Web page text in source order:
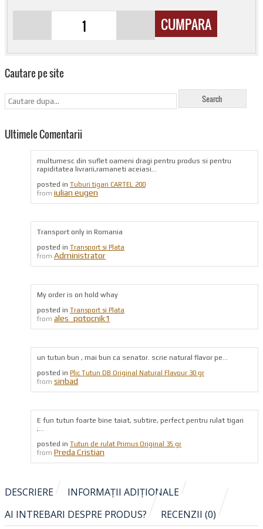
CUMPARA
Cautare pe site
Ultimele Comentarii
multumesc din suflet oameni dragi pentru produs si pentru
rapiditatea livrarii,ramaneti aceiasi...
posted in Tuburi tigari CARTEL 200
from iulian eugen
Transport only in Romania
posted in Transport si Plata
from Administrator
My order is on hold whay
posted in Transport si Plata
from ales_potocnik1
un tutun bun , mai bun ca senator. scrie natural flavor pe...
posted in Plic Tutun DB Original Natural Flavour 30 gr
from sinbad
E fun tutun foarte bine taiat, subtire, perfect pentru rulat tigari
;...
posted in Tutun de rulat Primus Original 35 gr
from Preda Cristian
DESCRIERE
INFORMAȚII ADIȚIONALE
AI INTREBARI DESPRE PRODUS?
RECENZII (0)